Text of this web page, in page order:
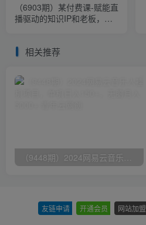
（6903期）某付费课-赋能直
播驱动的知识IP和老板，帮
相关推荐
友链申请 开通会员 网站加盟